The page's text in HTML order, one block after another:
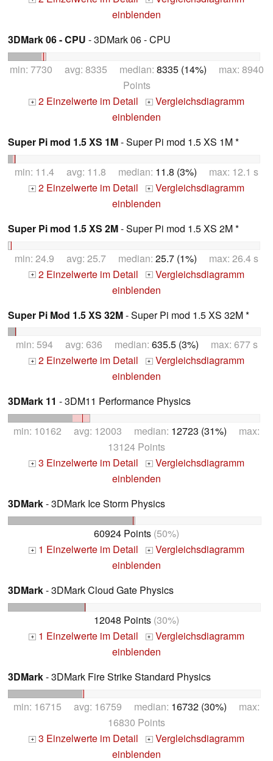
einblenden
3DMark 06 - CPU - 3DMark 06 - CPU
min: 7730 avg: 8335 median: 8335 (14%) max: 8940
Points
+ 2 Einzelwerte im Detail + Vergleichsdiagramm
einblenden
Super Pi mod 1.5 XS 1M- Super Pi mod 1.5 XS 1M *
min: 11.4 avg: 11.8 median: 11.8 (3%) max: 12.1 s
+ 2 Einzelwerte im Detail + Vergleichsdiagramm
einblenden
Super Pi mod 1.5 XS 2M- Super Pi mod 1.5 XS 2M *
min: 24.9 avg: 25.7 median: 25.7 (1%) max: 26.4 s
+ 2 Einzelwerte im Detail + Vergleichsdiagramm
einblenden
Super Pi Mod 1.5 XS 32M- Super Pi mod 1.5 XS 32M *
min: 594 avg: 636 median: 635.5 (3%) max: 677 s
+ 2 Einzelwerte im Detail + Vergleichsdiagramm
einblenden
3DMark 11 - 3DM11 Performance Physics
min: 10162 avg: 12003 median: 12723 (31%) max:
13124 Points
+ 3 Einzelwerte im Detail + Vergleichsdiagramm
einblenden
3DMark- 3DMark Ice Storm Physics
60924 Points (50%)
+ 1 Einzelwerte im Detail + Vergleichsdiagramm
einblenden
3DMark- 3DMark Cloud Gate Physics
12048 Points (30%)
+ 1 Einzelwerte im Detail + Vergleichsdiagramm
einblenden
3DMark- 3DMark Fire Strike Standard Physics
min: 16715 avg: 16759 median: 16732 (30%) max:
16830 Points
+ 3 Einzelwerte im Detail + Vergleichsdiagramm
einblenden